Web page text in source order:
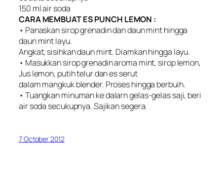
150 ml air soda
CARA MEMBUAT ES PUNCH LEMON :
• Panaskan sirop grenadin dan daun mint hingga
daun mint layu.
Angkat, sisihkan daun mint. Diamkan hingga layu.
• Masukkan sirop grenadin aroma mint, sirop lemon,
Jus lemon, putih telur dan es serut
dalam mangkuk blender. Proses hingga berbuih.
• Tuangkan minuman ke dalarn gelas-gelas saji, beri
air soda secukupnya. Sajikan segera.
7 October 2012